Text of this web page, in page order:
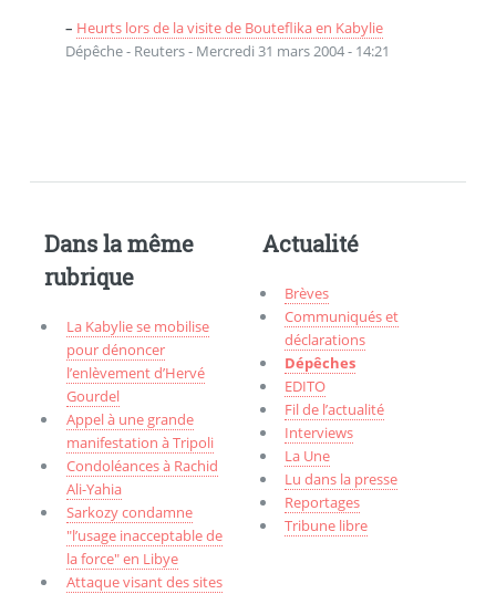
– Heurts lors de la visite de Bouteflika en Kabylie
Dépêche - Reuters - Mercredi 31 mars 2004 - 14:21
Dans la même
rubrique
La Kabylie se mobilise
pour dénoncer
l’enlèvement d’Hervé
Gourdel
Appel à une grande
manifestation à Tripoli
Condoléances à Rachid
Ali-Yahia
Sarkozy condamne
"l’usage inacceptable de
la force" en Libye
Attaque visant des sites
Actualité
Brèves
Communiqués et
déclarations
Dépêches
EDITO
Fil de l’actualité
Interviews
La Une
Lu dans la presse
Reportages
Tribune libre